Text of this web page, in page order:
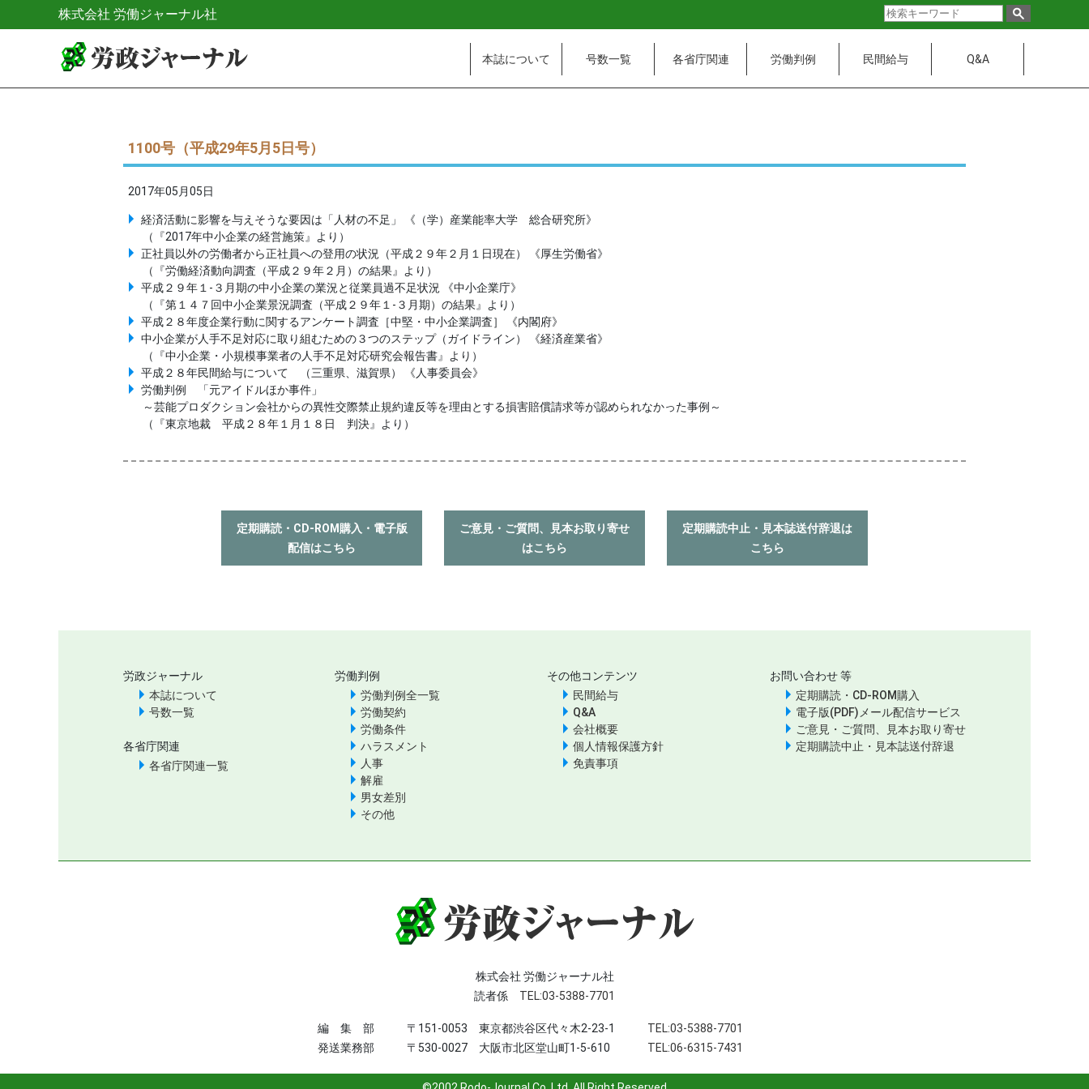
株式会社 労働ジャーナル社
本誌について 号数一覧 各省庁関連 労働判例 民間給与 Q&A
1100号（平成29年5月5日号）
2017年05月05日
経済活動に影響を与えそうな要因は「人材の不足」 《（学）産業能率大学 総合研究所》
（『2017年中小企業の経営施策』より）
正社員以外の労働者から正社員への登用の状況（平成２９年２月１日現在） 《厚生労働省》
（『労働経済動向調査（平成２９年２月）の結果』より）
平成２９年１-３月期の中小企業の業況と従業員過不足状況 《中小企業庁》
（『第１４７回中小企業景況調査（平成２９年１-３月期）の結果』より）
平成２８年度企業行動に関するアンケート調査［中堅・中小企業調査］ 《内閣府》
中小企業が人手不足対応に取り組むための３つのステップ（ガイドライン） 《経済産業省》
（『中小企業・小規模事業者の人手不足対応研究会報告書』より）
平成２８年民間給与について （三重県、滋賀県） 《人事委員会》
労働判例 「元アイドルほか事件」
～芸能プロダクション会社からの異性交際禁止規約違反等を理由とする損害賠償請求等が認められなかった事例～
（『東京地裁 平成２８年１月１８日 判決』より）
定期購読・CD-ROM購入・電子版
配信はこちら
ご意見・ご質問、見本お取り寄せ
はこちら
定期購読中止・見本誌送付辞退は
こちら
労政ジャーナル
本誌について
号数一覧
各省庁関連
各省庁関連一覧
労働判例
労働判例全一覧
労働契約
労働条件
ハラスメント
人事
解雇
男女差別
その他
その他コンテンツ
民間給与
Q&A
会社概要
個人情報保護方針
免責事項
お問い合わせ 等
定期購読・CD-ROM購入
電子版(PDF)メール配信サービス
ご意見・ご質問、見本お取り寄せ
定期購読中止・見本誌送付辞退
株式会社 労働ジャーナル社
読者係 TEL:03-5388-7701
編 集 部 〒151-0053 東京都渋谷区代々木2-23-1
TEL:03-5388-7701
発送業務部
〒530-0027 大阪市北区堂山町1-5-610 TEL:06-6315-7431